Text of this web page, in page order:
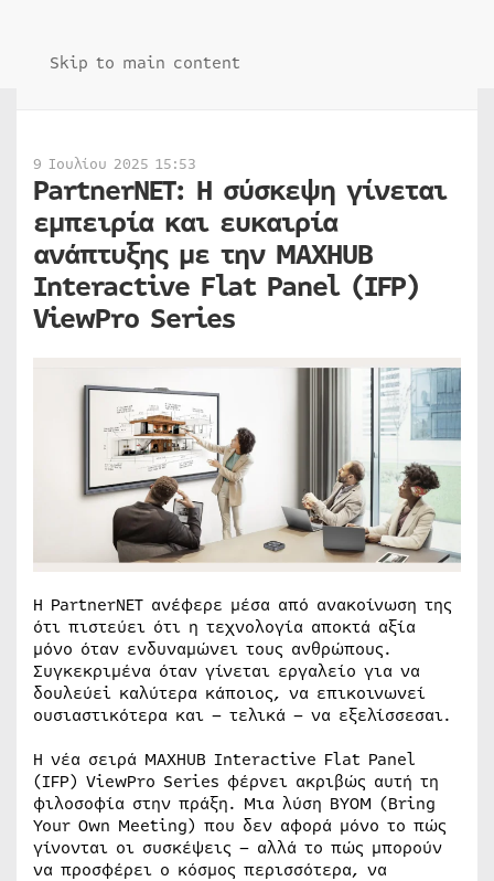
Skip to main content
9 Ιουλίου 2025 15:53
PartnerNET: Η σύσκεψη γίνεται
εμπειρία και ευκαιρία
ανάπτυξης με την MAXHUB
Interactive Flat Panel (IFP)
ViewPro Series
Η PartnerNET ανέφερε μέσα από ανακοίνωση της
ότι πιστεύει ότι η τεχνολογία αποκτά αξία
μόνο όταν ενδυναμώνει τους ανθρώπους.
Συγκεκριμένα όταν γίνεται εργαλείο για να
δουλεύεi καλύτερα κάποιος, να επικοινωνεί
ουσιαστικότερα και – τελικά – να εξελίσσεσαι.
Η νέα σειρά MAXHUB Interactive Flat Panel
(IFP) ViewPro Series φέρνει ακριβώς αυτή τη
φιλοσοφία στην πράξη. Μια λύση BYOM (Bring
Your Own Meeting) που δεν αφορά μόνο το πώς
γίνονται οι συσκέψεις – αλλά το πώς μπορούν
να προσφέρει ο κόσμος περισσότερα, να